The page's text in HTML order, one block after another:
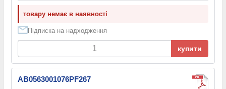
товару немає в наявності
Підписка на надходження
купити
AB0563001076PF267